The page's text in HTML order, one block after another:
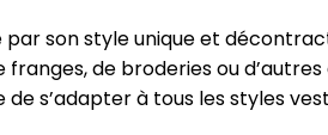
par son style unique et
de broderies ou
s’adapter à tous les styles